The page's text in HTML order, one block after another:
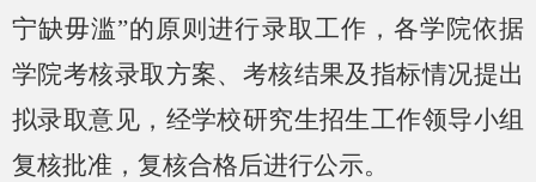
宁缺毋滥”的原则进行录取工作，各学院依据
学院考核录取方案、考核结果及指标情况提出
拟录取意见，经学校研究生招生工作领导小组
复核批准， 复核合格后进行公示。